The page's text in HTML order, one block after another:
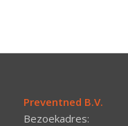
Preventned B.V.
Bezoekadres: